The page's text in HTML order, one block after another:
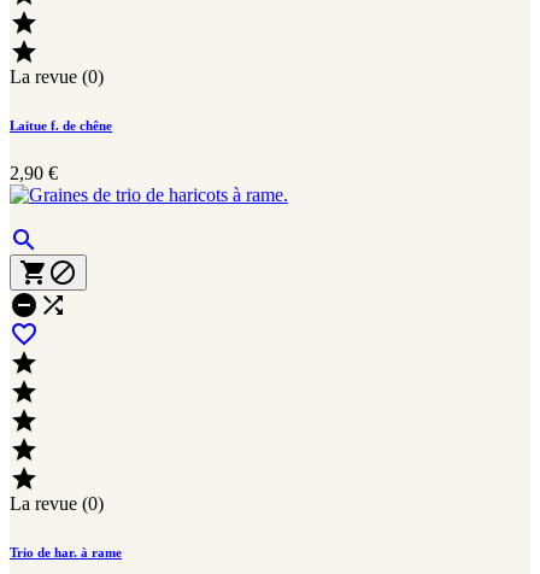


La revue (0)
Laitue f. de chêne
2,90 €

 
 






La revue (0)
Trio de har. à rame